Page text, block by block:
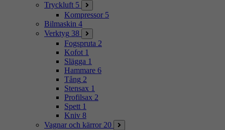
Tryckluft 5
Kompressor 5
Bilmaskin 4
Verktyg 38
Fogspruta 2
Kofot 1
Slägga 1
Hammare 6
Tång 2
Stensax 1
Profilsax 2
Spett 1
Kniv 8
Vagnar och kärror 20